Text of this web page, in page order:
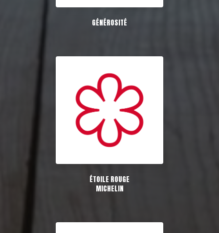
GÉNÉROSITÉ
ÉTOILE ROUGE
MICHELIN